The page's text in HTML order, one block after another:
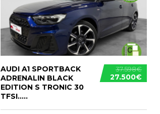
37.598€
27.500€
AUDI A1 SPORTBACK
ADRENALIN BLACK
EDITION S TRONIC 30
TFSI.....